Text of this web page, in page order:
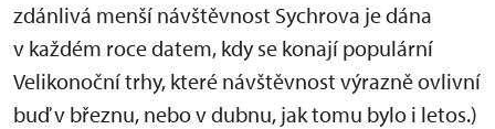
zdánlivá menší návštěvnost Sychrova je dána
v každém roce datem, kdy se konají populární
Velikonoční trhy, které návštěvnost výrazně ovlivní
buď v březnu, nebo v dubnu, jak tomu bylo i letos.)